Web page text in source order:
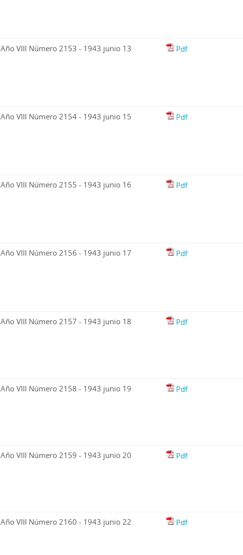
Año VIII Número 2153 - 1943 junio 13 Pdf
Año VIII Número 2154 - 1943 junio 15 Pdf
Año VIII Número 2155 - 1943 junio 16 Pdf
Año VIII Número 2156 - 1943 junio 17 Pdf
Año VIII Número 2157 - 1943 junio 18 Pdf
Año VIII Número 2158 - 1943 junio 19 Pdf
Año VIII Número 2159 - 1943 junio 20 Pdf
Año VIII Número 2160 - 1943 junio 22 Pdf